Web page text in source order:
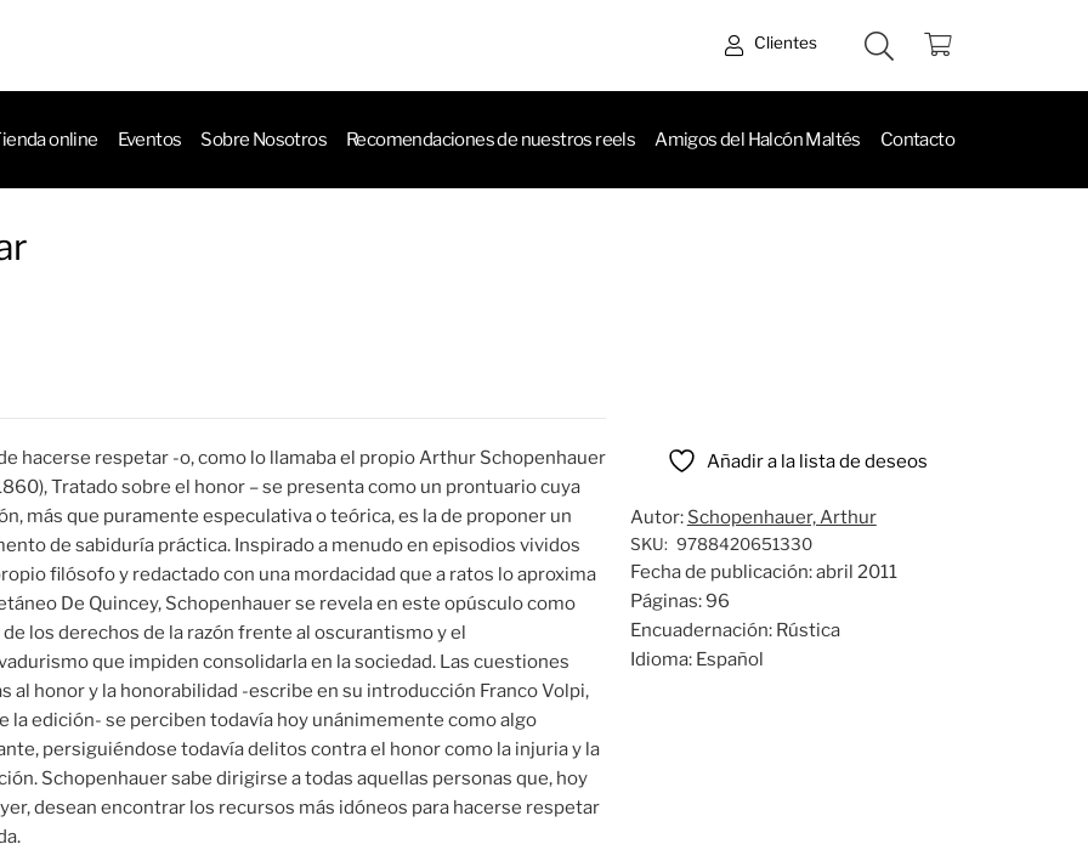
Clientes
online Eventos Sobre Nosotros Recomendaciones de nuestros reels Amigos del Halcón Maltés Contacto
hacerse respetar -o, como lo llamaba el propio Arthur Schopenhauer
Tratado sobre el honor – se presenta como un prontuario cuya
más que puramente especulativa o teórica, es la de proponer un
de sabiduría práctica. Inspirado a menudo en episodios vividos
filósofo y redactado con una mordacidad que a ratos lo aproxima
De Quincey, Schopenhauer se revela en este opúsculo como
de los derechos de la razón frente al oscurantismo y el
que impiden consolidarla en la sociedad. Las cuestiones
al honor y la honorabilidad -escribe en su introducción Franco Volpi,
la edición- se perciben todavía hoy unánimemente como algo
persiguiéndose todavía delitos contra el honor como la injuria y la
Schopenhauer sabe dirigirse a todas aquellas personas que, hoy
desean encontrar los recursos más idóneos para hacerse respetar
Añadir a la lista de deseos
Autor: Schopenhauer, Arthur
SKU: 9788420651330
Fecha de publicación:abril 2011
Páginas:96
Encuadernación: Rústica
Idioma: Español